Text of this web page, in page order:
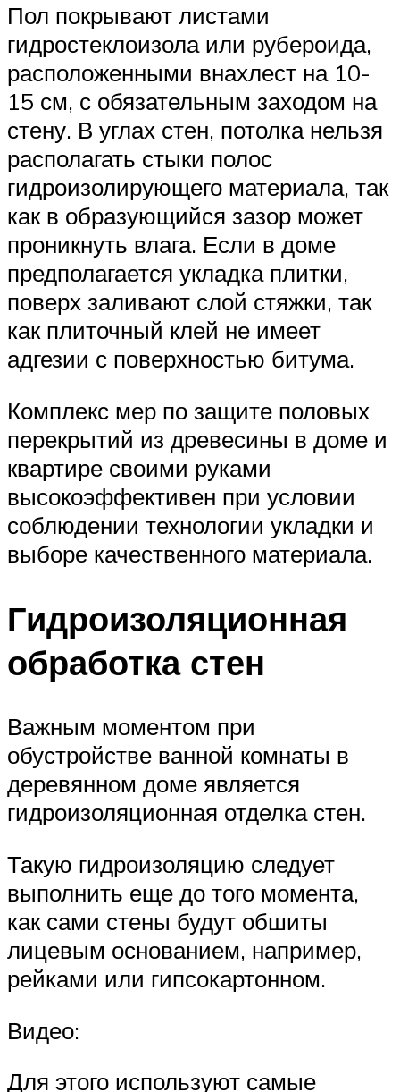
Пол покрывают листами
гидростеклоизола или рубероида,
расположенными внахлест на 10-
15 см, с обязательным заходом на
стену. В углах стен, потолка нельзя
располагать стыки полос
гидроизолирующего материала, так
как в образующийся зазор может
проникнуть влага. Если в доме
предполагается укладка плитки,
поверх заливают слой стяжки, так
как плиточный клей не имеет
адгезии с поверхностью битума.
Комплекс мер по защите половых
перекрытий из древесины в доме и
квартире своими руками
высокоэффективен при условии
соблюдении технологии укладки и
выборе качественного материала.
Гидроизоляционная
обработка стен
Важным моментом при
обустройстве ванной комнаты в
деревянном доме является
гидроизоляционная отделка стен.
Такую гидроизоляцию следует
выполнить еще до того момента,
как сами стены будут обшиты
лицевым основанием, например,
рейками или гипсокартонном.
Видео:
Для этого используют самые